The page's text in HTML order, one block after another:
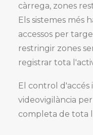
càrrega, zones
Els sistemes més
accessos per
restringir zones
registrar tota
El control d'accés
videovigilància
completa de tota